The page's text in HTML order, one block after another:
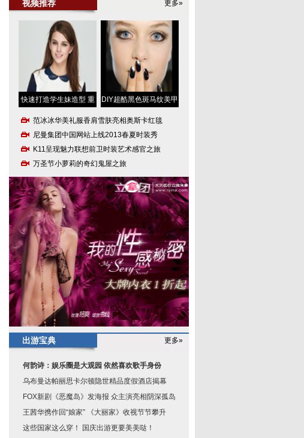
视频推荐 更多»
快速打造学生妹造型 重 DIY超酷黑色斑马纹美甲
范冰冰华美礼服香肩雪肤亮相奥斯卡红毯
尼曼集团中国网站上线2013春夏时装秀
K11呈现魅力联想前卫时装艺术感官之旅
万圣节小萝莉的奇幻鬼屋之旅
出游宝典 更多»
何韵诗：娱乐圈是大观园 依然喜欢歌手身份
乌布曼达帕丽思卡尔顿隐世精品度假酒店揭幕
FOX新剧《恶魔岛》发海报 众主演亮相阴深孤岛
王茜华携作回“娘家” 《大丽家》收视节节攀升
这些国家这么穿！ 国庆出游更要美美哒！